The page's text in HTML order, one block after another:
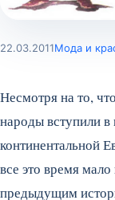
22.03.2011Мода и
Несмотря на то,
народы вступили в
континентальной
все это время
предыдущим